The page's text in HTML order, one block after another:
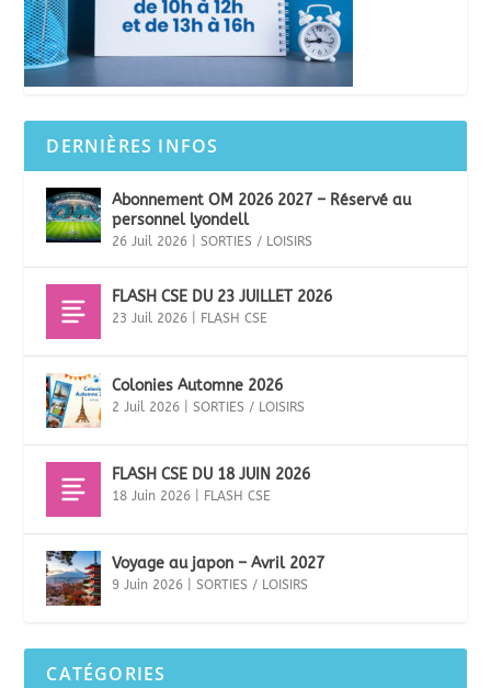
DERNIÈRES INFOS
Abonnement OM 2026 2027 – Réservé au
personnel lyondell
26 Juil 2026 |SORTIES / LOISIRS
FLASH CSE DU 23 JUILLET 2026
23 Juil 2026 FLASH CSE
Colonies Automne 2026
2 Juil 2026 |SORTIES / LOISIRS
FLASH CSE DU 18 JUIN 2026
18 Juin 2026 FLASH CSE
Voyage au japon – Avril 2027
9 Juin 2026 |SORTIES / LOISIRS
CATÉGORIES